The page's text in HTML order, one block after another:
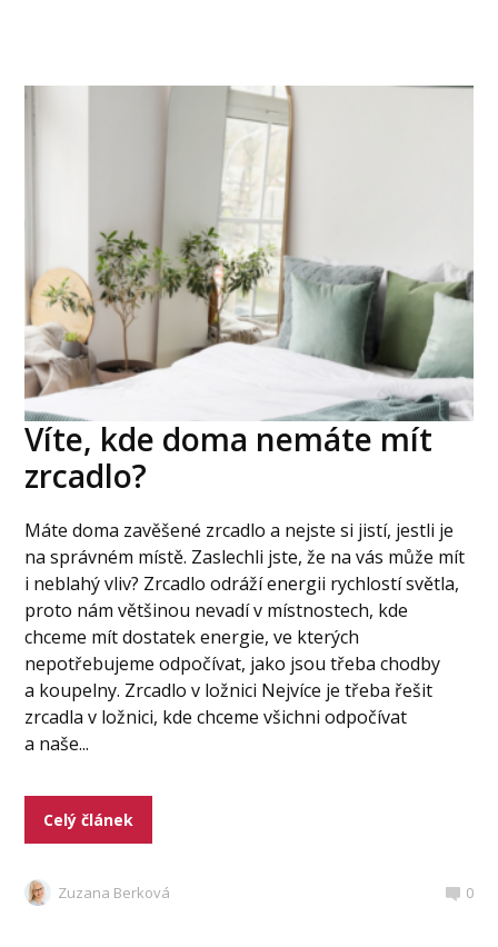
Víte, kde doma nemáte mít
zrcadlo?
Máte doma zavěšené zrcadlo a nejste si jistí, jestli je
na správném místě. Zaslechli jste, že na vás může mít
i neblahý vliv? Zrcadlo odráží energii rychlostí světla,
proto nám většinou nevadí v místnostech, kde
chceme mít dostatek energie, ve kterých
nepotřebujeme odpočívat, jako jsou třeba chodby
a koupelny. Zrcadlo v ložnici Nejvíce je třeba řešit
zrcadla v ložnici, kde chceme všichni odpočívat
a naše...
Celý článek
Zuzana Berková 0